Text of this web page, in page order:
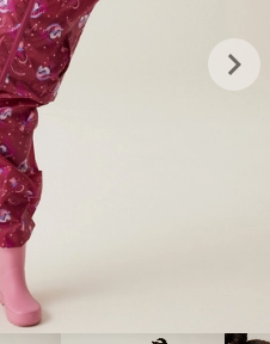
keyboard_arrow_right